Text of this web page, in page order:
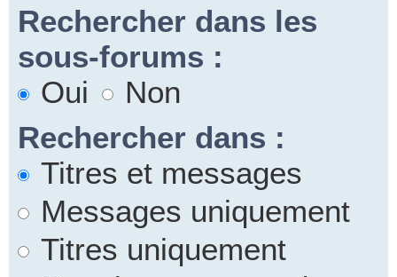
Rechercher dans les
sous-forums :
Oui
Non
Rechercher dans :
Titres et messages
Messages uniquement
Titres uniquement